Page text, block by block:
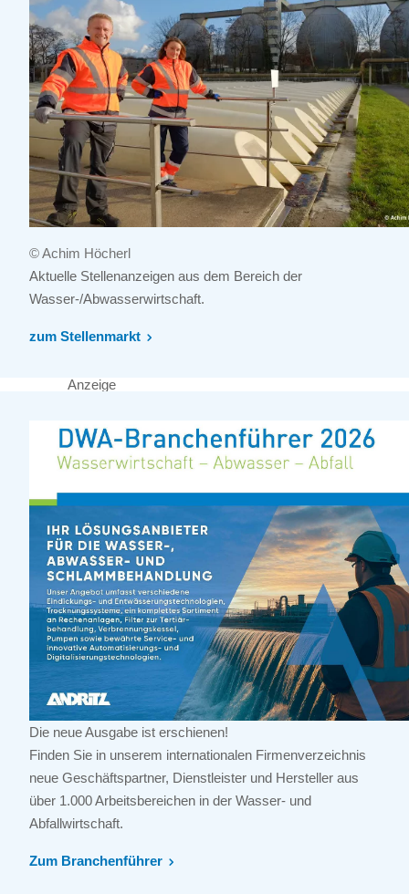
© Achim Höcherl
Aktuelle Stellenanzeigen aus dem Bereich der
Wasser-/Abwasserwirtschaft.
zum Stellenmarkt
Anzeige
Die neue Ausgabe ist erschienen!
Finden Sie in unserem internationalen Firmenverzeichnis
neue Geschäftspartner, Dienstleister und Hersteller aus
über 1.000 Arbeitsbereichen in der Wasser- und
Abfallwirtschaft.
Zum Branchenführer